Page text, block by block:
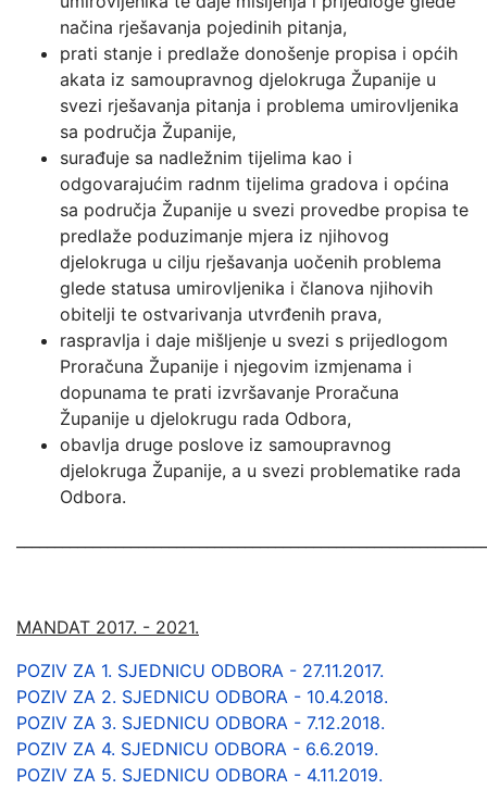
načina rješavanja pojedinih pitanja,
prati stanje i predlaže donošenje propisa i općih
akata iz samoupravnog djelokruga Županije u
svezi rješavanja pitanja i problema umirovljenika
sa područja Županije,
surađuje sa nadležnim tijelima kao i
odgovarajućim radnm tijelima gradova i općina
sa područja Županije u svezi provedbe propisa te
predlaže poduzimanje mjera iz njihovog
djelokruga u cilju rješavanja uočenih problema
glede statusa umirovljenika i članova njihovih
obitelji te ostvarivanja utvrđenih prava,
raspravlja i daje mišljenje u svezi s prijedlogom
Proračuna Županije i njegovim izmjenama i
dopunama te prati izvršavanje Proračuna
Županije u djelokrugu rada Odbora,
obavlja druge poslove iz samoupravnog
djelokruga Županije, a u svezi problematike rada
Odbora.
MANDAT 2017. - 2021.
POZIV ZA 1. SJEDNICU ODBORA - 27.11.2017.
POZIV ZA 2. SJEDNICU ODBORA - 10.4.2018.
POZIV ZA 3. SJEDNICU ODBORA - 7.12.2018.
POZIV ZA 4. SJEDNICU ODBORA - 6.6.2019.
POZIV ZA 5. SJEDNICU ODBORA - 4.11.2019.